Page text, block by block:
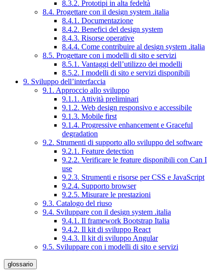
8.3.2. Prototipi in alta fedeltà
8.4. Progettare con il design system .italia
8.4.1. Documentazione
8.4.2. Benefici del design system
8.4.3. Risorse operative
8.4.4. Come contribuire al design system .italia
8.5. Progettare con i modelli di sito e servizi
8.5.1. Vantaggi dell’utilizzo dei modelli
8.5.2. I modelli di sito e servizi disponibili
9. Sviluppo dell’interfaccia
9.1. Approccio allo sviluppo
9.1.1. Attività preliminari
9.1.2. Web design responsivo e accessibile
9.1.3. Mobile first
9.1.4. Progressive enhancement e Graceful
degradation
9.2. Strumenti di supporto allo sviluppo del software
9.2.1. Feature detection
9.2.2. Verificare le feature disponibili con Can I
use
9.2.3. Strumenti e risorse per CSS e JavaScript
9.2.4. Supporto browser
9.2.5. Misurare le prestazioni
9.3. Catalogo del riuso
9.4. Sviluppare con il design system .italia
9.4.1. Il framework Bootstrap Italia
9.4.2. Il kit di sviluppo React
9.4.3. Il kit di sviluppo Angular
9.5. Sviluppare con i modelli di sito e servizi
glossario